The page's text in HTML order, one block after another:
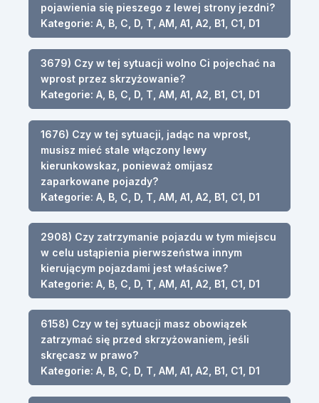
pojawienia się pieszego z lewej strony jezdni?
Kategorie: A, B, C, D, T, AM, A1, A2, B1, C1, D1
3679) Czy w tej sytuacji wolno Ci pojechać na
wprost przez skrzyżowanie?
Kategorie: A, B, C, D, T, AM, A1, A2, B1, C1, D1
1676) Czy w tej sytuacji, jadąc na wprost,
musisz mieć stale włączony lewy
kierunkowskaz, ponieważ omijasz
zaparkowane pojazdy?
Kategorie: A, B, C, D, T, AM, A1, A2, B1, C1, D1
2908) Czy zatrzymanie pojazdu w tym miejscu
w celu ustąpienia pierwszeństwa innym
kierującym pojazdami jest właściwe?
Kategorie: A, B, C, D, T, AM, A1, A2, B1, C1, D1
6158) Czy w tej sytuacji masz obowiązek
zatrzymać się przed skrzyżowaniem, jeśli
skręcasz w prawo?
Kategorie: A, B, C, D, T, AM, A1, A2, B1, C1, D1